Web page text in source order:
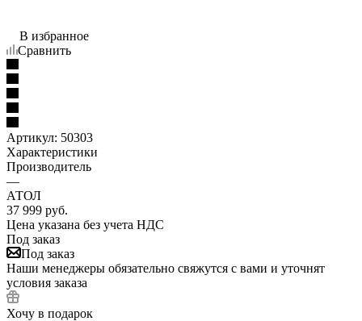
В избранное
Сравнить
Артикул: 50303
Характеристики
Производитель
—
АТОЛ
37 999 руб.
Цена указана без учета НДС
Под заказ
Под заказ
Наши менеджеры обязательно свяжутся с вами и уточнят
условия заказа
Хочу в подарок